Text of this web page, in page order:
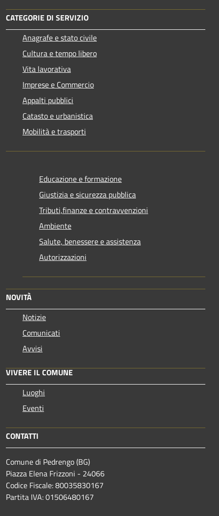
CATEGORIE DI SERVIZIO
Anagrafe e stato civile
Cultura e tempo libero
Vita lavorativa
Imprese e Commercio
Appalti pubblici
Catasto e urbanistica
Mobilità e trasporti
Educazione e formazione
Giustizia e sicurezza pubblica
Tributi,finanze e contravvenzioni
Ambiente
Salute, benessere e assistenza
Autorizzazioni
NOVITÀ
Notizie
Comunicati
Avvisi
VIVERE IL COMUNE
Luoghi
Eventi
CONTATTI
Comune di Pedrengo (BG)
Piazza Elena Frizzoni - 24066
Codice Fiscale: 80035830167
Partita IVA: 01506480167